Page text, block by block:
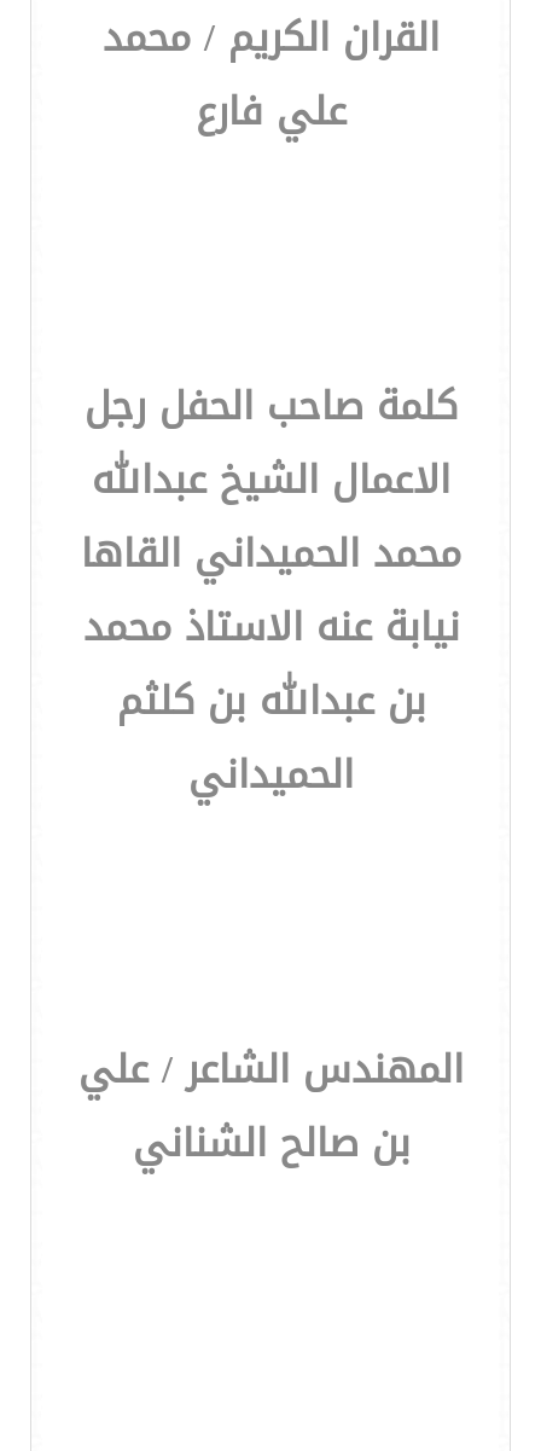
القران الكريم / محمد
علي فارع
كلمة صاحب الحفل رجل
الاعمال الشيخ عبدالله
محمد الحميداني القاها
نيابة عنه الاستاذ محمد
بن عبدالله بن كلثم
الحميداني
المهندس الشاعر / علي
بن صالح الشناني